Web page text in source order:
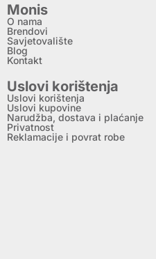
Monis
O nama
Brendovi
Savjetovalište
Blog
Kontakt
Uslovi korištenja
Uslovi korištenja
Uslovi kupovine
Narudžba, dostava i plaćanje
Privatnost
Reklamacije i povrat robe